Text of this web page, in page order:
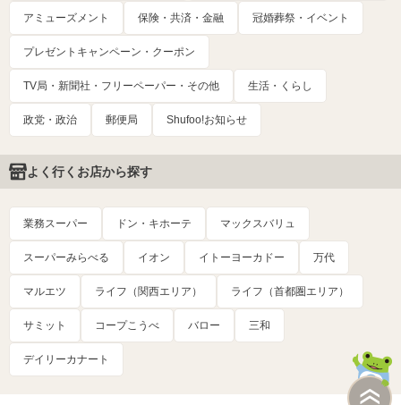
アミューズメント 保険・共済・金融 冠婚葬祭・イベント
プレゼントキャンペーン・クーポン
TV局・新聞社・フリーペーパー・その他 生活・くらし
政党・政治 郵便局 Shufoo!お知らせ
よく行くお店から探す
業務スーパー ドン・キホーテ マックスバリュ
スーパーみらべる イオン イトーヨーカドー 万代
マルエツ ライフ（関西エリア） ライフ（首都圏エリア）
サミット コープこうべ バロー 三和
デイリーカナート